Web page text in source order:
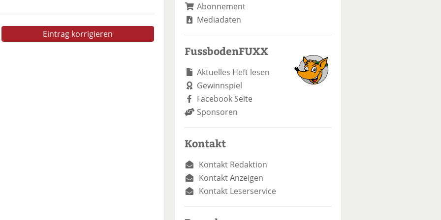
Eintrag korrigieren
Abonnement
Mediadaten
FussbodenFUXX
Aktuelles Heft lesen
Gewinnspiel
Facebook Seite
Sponsoren
Kontakt
Kontakt Redaktion
Kontakt Anzeigen
Kontakt Leserservice